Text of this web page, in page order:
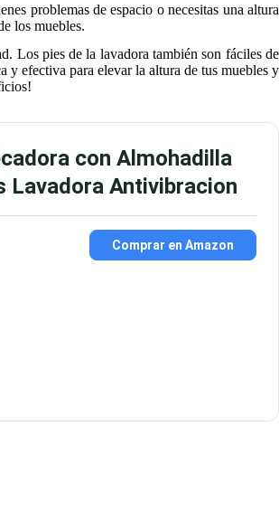
problemas de espacio o necesitas una altura
los muebles.
Los pies de la lavadora también son fáciles de
y efectiva para elevar la altura de tus muebles y
con Almohadilla
Lavadora Antivibracion
Comprar en Amazon